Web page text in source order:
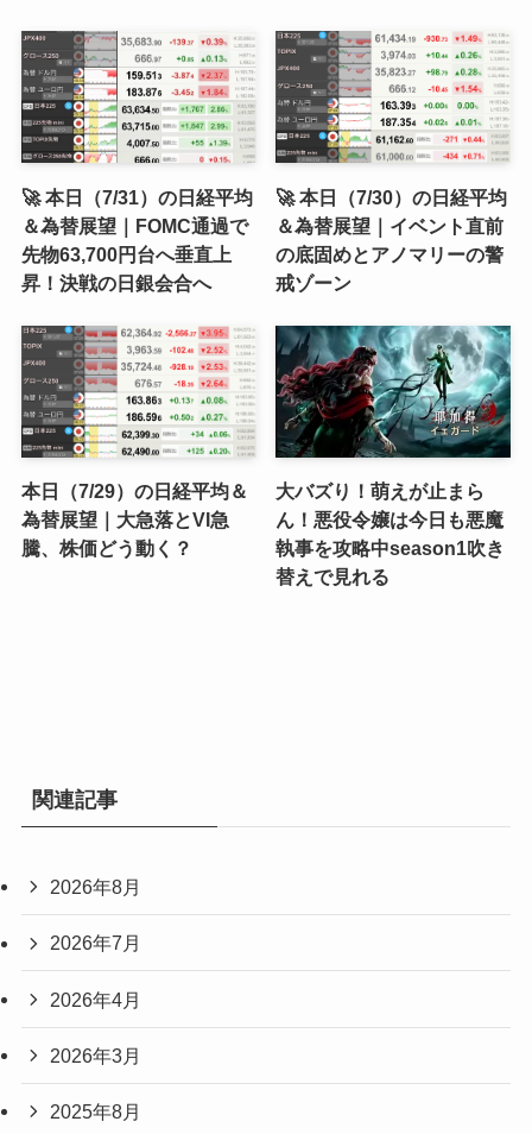
🚀 本日（7/31）の日経平均
＆為替展望｜FOMC通過で
先物63,700円台へ垂直上
昇！決戦の日銀会合へ
🚀 本日（7/30）の日経平均
＆為替展望｜イベント直前
の底固めとアノマリーの警
戒ゾーン
本日（7/29）の日経平均＆
為替展望｜大急落とVI急
騰、株価どう動く？
大バズり！萌えが止まら
ん！悪役令嬢は今日も悪魔
執事を攻略中season1吹き
替えで見れる
関連記事
2026年8月
2026年7月
2026年4月
2026年3月
2025年8月